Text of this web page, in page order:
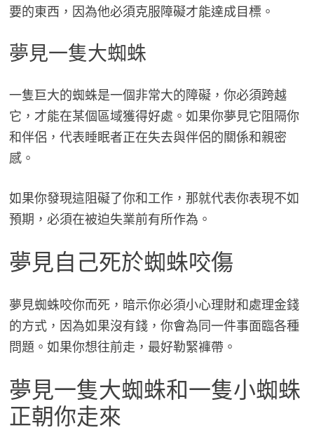
要的東西，因為他必須克服障礙才能達成目標。
夢見一隻大蜘蛛
一隻巨大的蜘蛛是一個非常大的障礙，你必須跨越
它，才能在某個區域獲得好處。如果你夢見它阻隔你
和伴侶，代表睡眠者正在失去與伴侶的關係和親密
感。
如果你發現這阻礙了你和工作，那就代表你表現不如
預期，必須在被迫失業前有所作為。
夢見自己死於蜘蛛咬傷
夢見蜘蛛咬你而死，暗示你必須小心理財和處理金錢
的方式，因為如果沒有錢，你會為同一件事面臨各種
問題。如果你想往前走，最好勒緊褲帶。
夢見一隻大蜘蛛和一隻小蜘蛛
正朝你走來